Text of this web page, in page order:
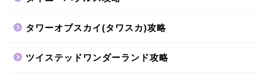
タワーオブスカイ(タワスカ)攻略
ツイステッドワンダーランド攻略